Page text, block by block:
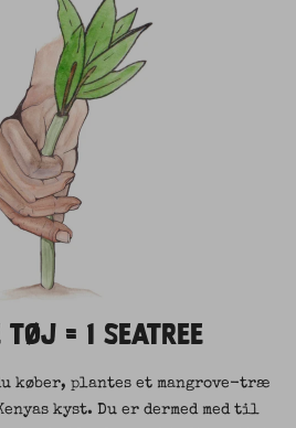
TØJ = 1 SEATREE
køber, plantes et mangrove-træ
kyst. Du er dermed med til